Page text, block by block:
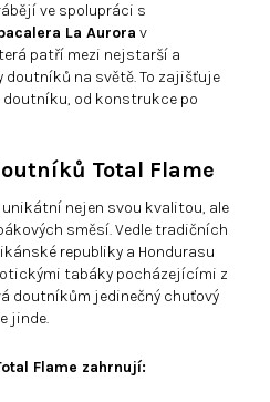
ve spolupráci s
La Aurora v
patří mezi nejstarší a
na světě. To zajišťuje
od konstrukce po
Total Flame
nejen svou kvalitou, ale
směsí. Vedle tradičních
republiky a Hondurasu
tabáky pocházejícími z
doutníkům jedinečný chuťový
jinde.
Flame zahrnují: